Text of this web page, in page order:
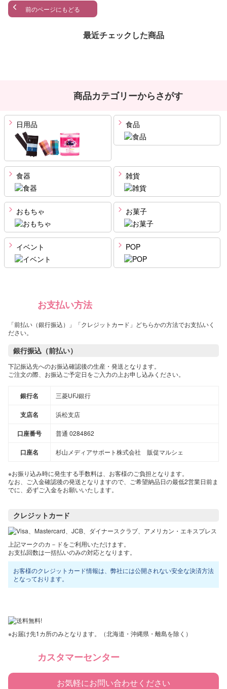
前のページにもどる
最近チェックした商品
商品カテゴリーからさがす
日用品 食品
食器 雑貨
おもちゃ お菓子
イベント POP
お支払い方法
「前払い（銀行振込）」「クレジットカード」どちらかの方法でお支払いく
ださい。
銀行振込（前払い）
下記振込先へのお振込確認後の生産・発送となります。
ご注文の際、お振込ご予定日をご入力の上お申し込みください。
銀行名 三菱UFJ銀行
支店名 浜松支店
口座番号 普通 0284862
口座名 杉山メディアサポート株式会社 販促マルシェ
※お振り込み時に発生する手数料は、お客様のご負担となります。
なお、ご入金確認後の発送となりますので、ご希望納品日の最低2営業日前ま
でに、必ずご入金をお願いいたします。
クレジットカード
上記マークのカ－ドをご利用いただけます。
お支払回数は一括払いのみの対応となります。
お客様のクレジットカード情報は、弊社には公開されない安全な決済方法
となっております。
※お届け先1カ所のみとなります。（北海道・沖縄県・離島を除く）
カスタマーセンター
お気軽にお問い合わせください